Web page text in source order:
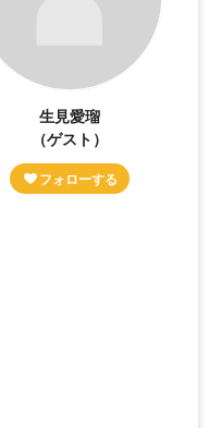
生見愛瑠
（ゲスト）